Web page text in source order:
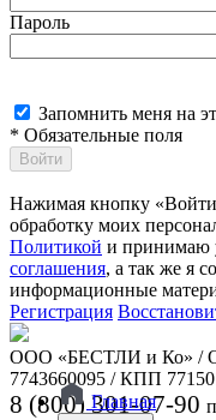
Пароль
Запомнить меня на
* Обязательные поля
Войти
Нажимая кнопку
обработку моих
Политикой и принимаю
соглашения, а так же я
информационные
Регистрация
ООО «БЕСТЛИ и Ко» /
7743660095 / КПП
8 (800) 301-07-90
Главная